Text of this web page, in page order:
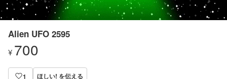
Alien UFO 2595
¥ 700
1 ほしい! を伝える